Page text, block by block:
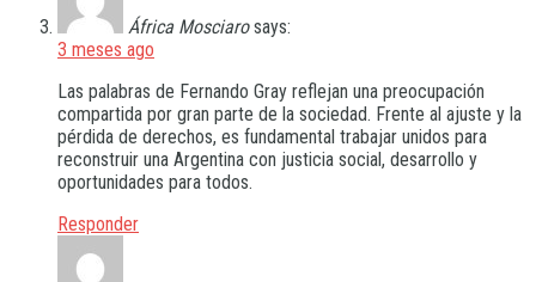
África Mosciaro says:
3 meses ago
Las palabras de Fernando Gray reflejan una preocupación
compartida por gran parte de la sociedad. Frente al ajuste y la
pérdida de derechos, es fundamental trabajar unidos para
reconstruir una Argentina con justicia social, desarrollo y
oportunidades para todos.
Responder